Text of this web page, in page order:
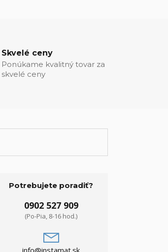
Skvelé ceny
Ponúkame kvalitný tovar za
skvelé ceny
Potrebujete poradiť?
0902 527 909
(Po-Pia, 8-16 hod.)